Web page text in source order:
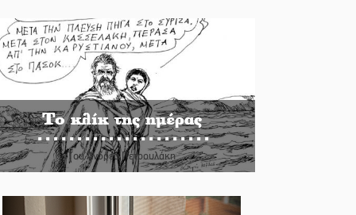
Το κλίκ της ημέρας
Του Ανδρέα Πετρουλάκη